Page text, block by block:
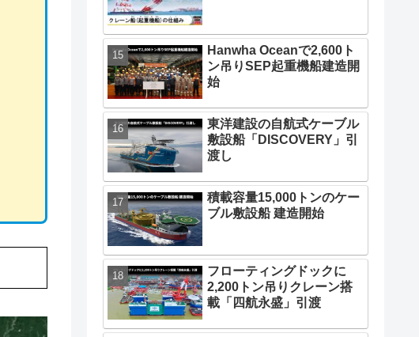
Hanwha Oceanで2,600ト
ン吊りSEP起重機船建造開
始
東洋建設の自航式ケーブル
敷設船「DISCOVERY」引
渡し
積載容量15,000トンのケー
ブル敷設船 建造開始
フローティングドックに
2,200トン吊りクレーン搭
載「四航永盛」引渡